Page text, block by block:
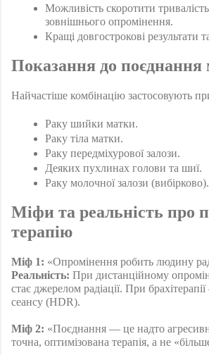
Можливість скоротити
зовнішнього опромінення.
Кращі довгострокові результати
Показання до поєднання
Найчастіше комбінацію застосовують
Раку шийки матки.
Раку тіла матки.
Раку передміхурової залози.
Деяких пухлинах голови та шиї.
Раку молочної залози (вибірково).
Міфи та реальність про
терапію
Міф 1:
Реальність: При дистанційному
стає джерелом радіації. При
сеансу (HDR).
Міф 2: «Поєднання — це надто
точна, оптимізована терапія, а не